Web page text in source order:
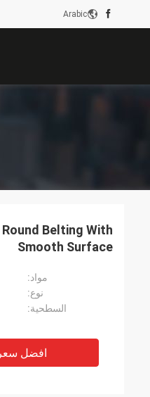
Arabic
Smooth Surface
مواد:
نوع:
السطحية:
افضل سعر